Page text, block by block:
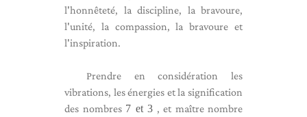
l'honnêteté, la discipline, la bravoure,
l'unité, la compassion, la bravoure et
l'inspiration.
Prendre en considération les
vibrations, les énergies et la signification
des nombres 7 et 3 , et maître nombre